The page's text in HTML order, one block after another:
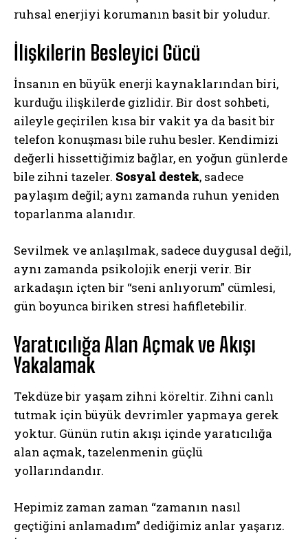
ruhsal enerjiyi korumanın basit bir yoludur.
İlişkilerin Besleyici Gücü
İnsanın en büyük enerji kaynaklarından biri,
kurduğu ilişkilerde gizlidir. Bir dost sohbeti,
aileyle geçirilen kısa bir vakit ya da basit bir
telefon konuşması bile ruhu besler. Kendimizi
değerli hissettiğimiz bağlar, en yoğun günlerde
bile zihni tazeler. Sosyal destek, sadece
paylaşım değil; aynı zamanda ruhun yeniden
toparlanma alanıdır.
Sevilmek ve anlaşılmak, sadece duygusal değil,
aynı zamanda psikolojik enerji verir. Bir
arkadaşın içten bir “seni anlıyorum” cümlesi,
gün boyunca biriken stresi hafifletebilir.
Yaratıcılığa Alan Açmak ve Akışı
Yakalamak
Tekdüze bir yaşam zihni köreltir. Zihni canlı
tutmak için büyük devrimler yapmaya gerek
yoktur. Günün rutin akışı içinde yaratıcılığa
alan açmak, tazelenmenin güçlü
yollarındandır.
Hepimiz zaman zaman “zamanın nasıl
geçtiğini anlamadım” dediğimiz anlar yaşarız.